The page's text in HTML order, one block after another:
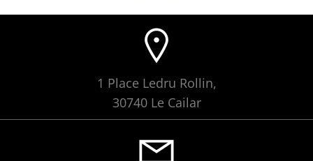
1 Place Ledru Rollin,
30740 Le Cailar